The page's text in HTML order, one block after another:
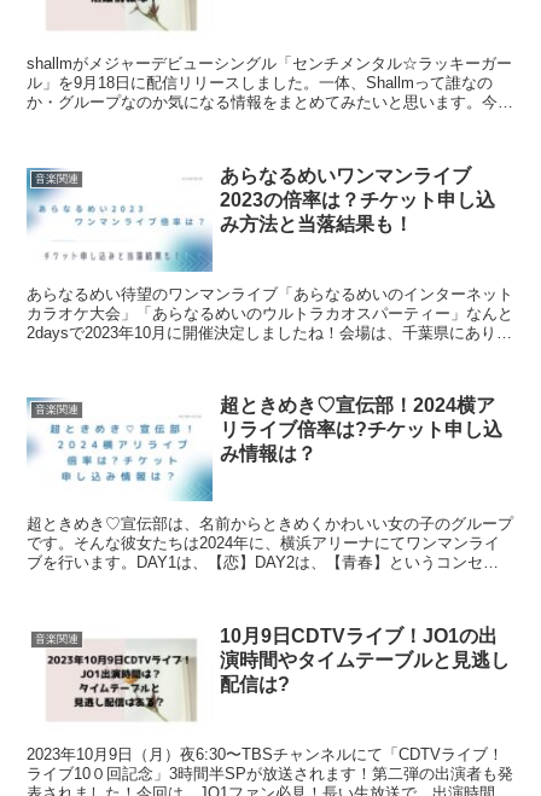
shallmがメジャーデビューシングル「センチメンタル☆ラッキーガー
ル」を9月18日に配信リリースしました。一体、Shallmって誰なの
か・グループなのか気になる情報をまとめてみたいと思います。今回
音楽関連
あらなるめいワンマンライブ
2023の倍率は？チケット申し込
み方法と当落結果も！
あらなるめい待望のワンマンライブ「あらなるめいのインターネット
カラオケ大会」「あらなるめいのウルトラカオスパーティー」なんと
2daysで2023年10月に開催決定しましたね！会場は、千葉県にありま
音楽関連
超ときめき♡宣伝部！2024横ア
リライブ倍率は?チケット申し込
み情報は？
超ときめき♡宣伝部は、名前からときめくかわいい女の子のグループ
です。そんな彼女たちは2024年に、横浜アリーナにてワンマンライ
ブを行います。DAY1は、【恋】DAY2は、【青春】というコンセプ
音楽関連
10月9日CDTVライブ！JO1の出
演時間やタイムテーブルと見逃し
配信は?
2023年10月9日（月）夜6:30〜TBSチャンネルにて「CDTVライブ！
ライブ10０回記念」3時間半SPが放送されます！第二弾の出演者も発